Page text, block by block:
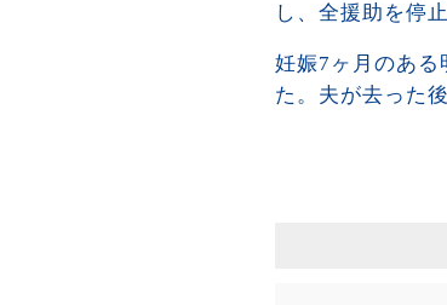
し、全援助を停
妊娠7ヶ月のある
た。夫が去った